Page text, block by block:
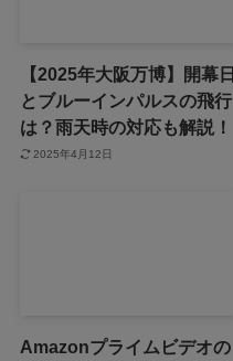
【2025年大阪万博】開幕日
とブルーインパルスの飛行
は？雨天時の対応も解説！
2025年4月12日
Amazonプライムビデオの